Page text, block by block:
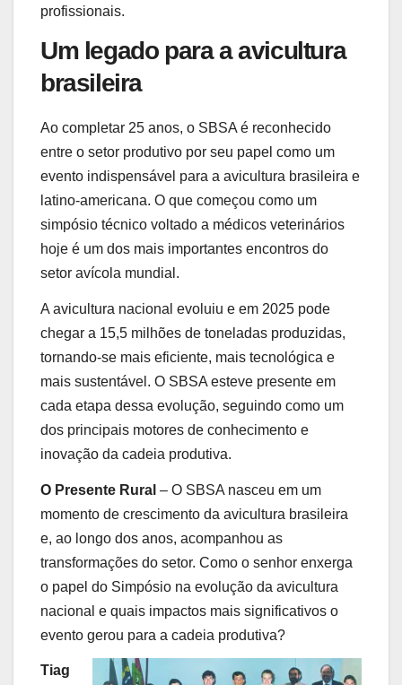
profissionais.
Um legado para a avicultura
brasileira
Ao completar 25 anos, o SBSA é reconhecido
entre o setor produtivo por seu papel como um
evento indispensável para a avicultura brasileira e
latino-americana. O que começou como um
simpósio técnico voltado a médicos veterinários
hoje é um dos mais importantes encontros do
setor avícola mundial.
A avicultura nacional evoluiu e em 2025 pode
chegar a 15,5 milhões de toneladas produzidas,
tornando-se mais eficiente, mais tecnológica e
mais sustentável. O SBSA esteve presente em
cada etapa dessa evolução, seguindo como um
dos principais motores de conhecimento e
inovação da cadeia produtiva.
O Presente Rural – O SBSA nasceu em um
momento de crescimento da avicultura brasileira
e, ao longo dos anos, acompanhou as
transformações do setor. Como o senhor enxerga
o papel do Simpósio na evolução da avicultura
nacional e quais impactos mais significativos o
evento gerou para a cadeia produtiva?
Tiag